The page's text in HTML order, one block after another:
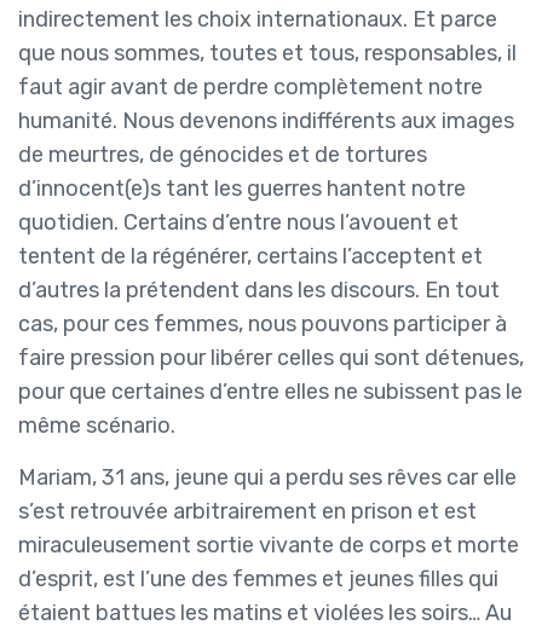
indirectement les choix internationaux. Et parce
que nous sommes, toutes et tous, responsables, il
faut agir avant de perdre complètement notre
humanité. Nous devenons indifférents aux images
de meurtres, de génocides et de tortures
d’innocent(e)s tant les guerres hantent notre
quotidien. Certains d’entre nous l’avouent et
tentent de la régénérer, certains l’acceptent et
d’autres la prétendent dans les discours. En tout
cas, pour ces femmes, nous pouvons participer à
faire pression pour libérer celles qui sont détenues,
pour que certaines d’entre elles ne subissent pas le
même scénario.
Mariam, 31 ans, jeune qui a perdu ses rêves car elle
s’est retrouvée arbitrairement en prison et est
miraculeusement sortie vivante de corps et morte
d’esprit, est l’une des femmes et jeunes filles qui
étaient battues les matins et violées les soirs… Au